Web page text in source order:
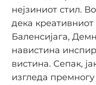
нејзиниот стил.
дека
Баленсијага,
навистина
вистина. Сепак,
изгледа